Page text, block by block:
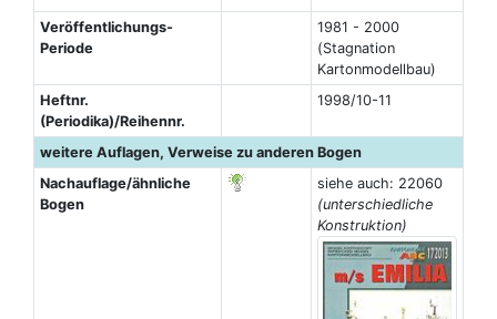
Veröffentlichungs-
Periode
1981 - 2000
(Stagnation
Kartonmodellbau)
Heftnr.
(Periodika)/Reihennr.
1998/10-11
weitere Auflagen, Verweise zu anderen Bogen
Nachauflage/ähnliche
Bogen
siehe auch: 22060
(unterschiedliche
Konstruktion)